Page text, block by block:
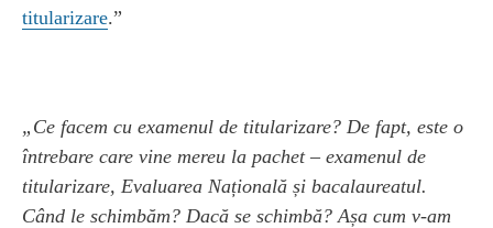
titularizare.”
„Ce facem cu examenul de titularizare? De fapt, este o
întrebare care vine mereu la pachet – examenul de
titularizare, Evaluarea Națională și bacalaureatul.
Când le schimbăm? Dacă se schimbă? Așa cum v-am